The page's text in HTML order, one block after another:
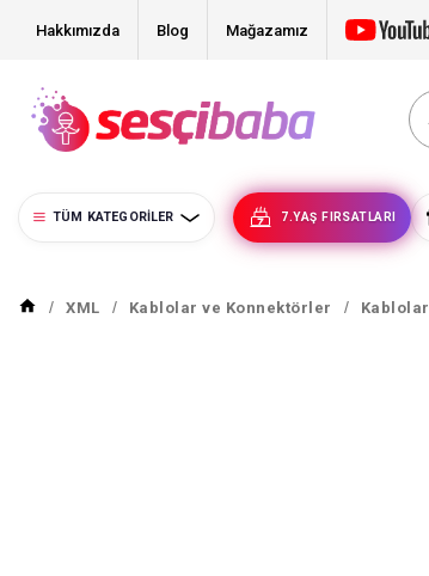
Hakkımızda Blog Mağazamız
TÜM KATEGORILER 7.YAŞ FIRSATLARI
XML Kablolar ve Konnektörler Kablolar